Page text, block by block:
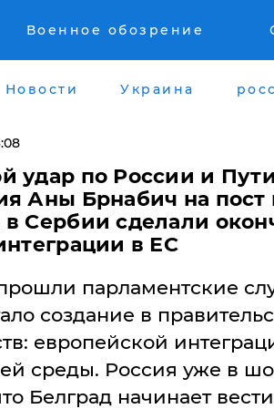
Военное обозрение
Новости Украина
удар по России и
Аны Брнабич на пост
в Сербии сделали
в ЕС
парламентские
создание в
европейской
среды. Россия уже в
Белград начинает